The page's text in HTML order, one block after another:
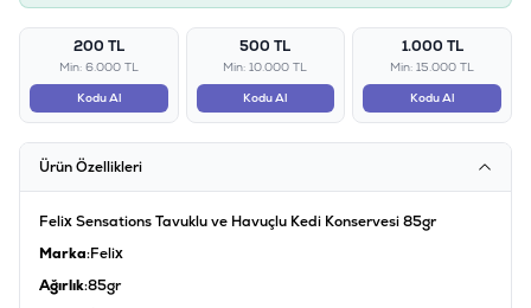
200 TL
Min: 6.000 TL
Kodu Al
500 TL
Min: 10.000 TL
Kodu Al
1.000 TL
Min: 15.000 TL
Kodu Al
Ürün Özellikleri
Felix Sensations Tavuklu ve Havuçlu Kedi Konservesi 85gr
Marka:Felix
Ağırlık:85gr